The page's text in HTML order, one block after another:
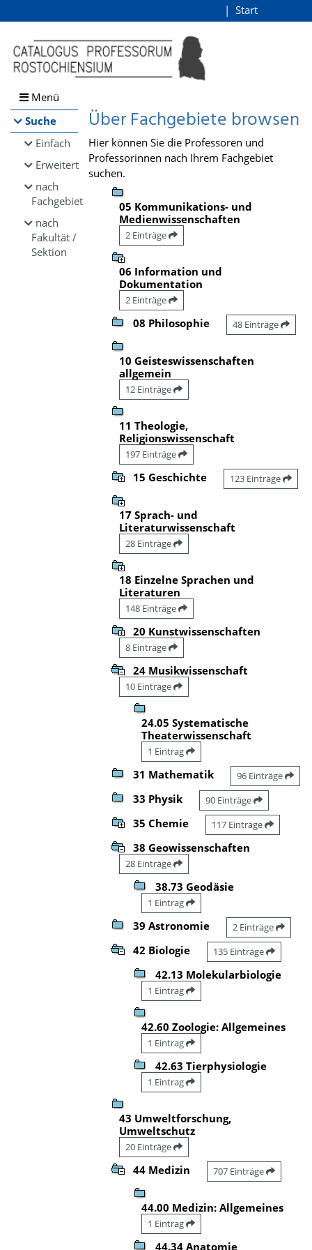
Browsen
direkt zum Inhalt
Start
Menü
Suche
Einfach
Erweitert
nach
Fachgebiet
nach
Fakultät /
Sektion
Über Fachgebiete browsen
Hier können Sie die Professoren und
Professorinnen nach Ihrem Fachgebiet
suchen.
05 Kommunikations- und
Medienwissenschaften
2 Einträge
06 Information und
Dokumentation
2 Einträge
08 Philosophie 48 Einträge
10 Geisteswissenschaften
allgemein
12 Einträge
11 Theologie,
Religionswissenschaft
197 Einträge
15 Geschichte 123 Einträge
17 Sprach- und
Literaturwissenschaft
28 Einträge
18 Einzelne Sprachen und
Literaturen
148 Einträge
20 Kunstwissenschaften
8 Einträge
24 Musikwissenschaft
10 Einträge
24.05 Systematische
Theaterwissenschaft
1 Eintrag
31 Mathematik 96 Einträge
33 Physik 90 Einträge
35 Chemie 117 Einträge
38 Geowissenschaften
28 Einträge
38.73 Geodäsie
1 Eintrag
39 Astronomie 2 Einträge
42 Biologie 135 Einträge
42.13 Molekularbiologie
1 Eintrag
42.60 Zoologie: Allgemeines
1 Eintrag
42.63 Tierphysiologie
1 Eintrag
43 Umweltforschung,
Umweltschutz
20 Einträge
44 Medizin 707 Einträge
44.00 Medizin: Allgemeines
1 Eintrag
44.34 Anatomie